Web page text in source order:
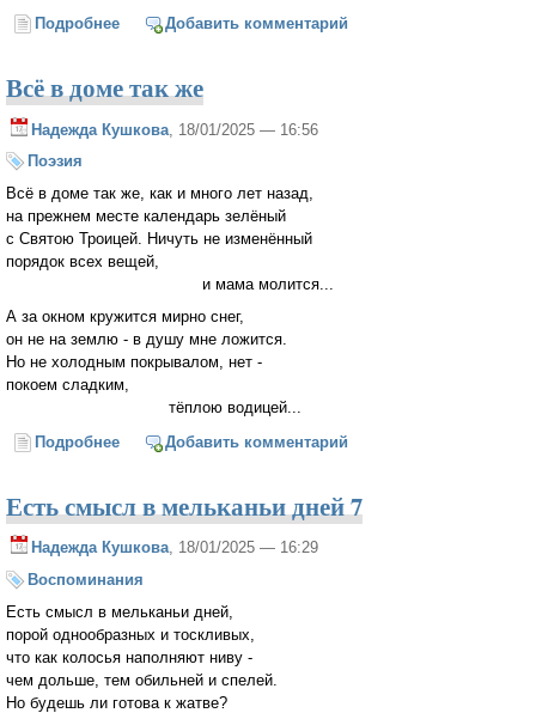
Подробнее о Светлый праздник Крещения в Свято-
Добавить комментарий
Всё в доме так же
Надежда Кушкова , 18/01/2025 — 16:56
Поэзия
Всё в доме так же, как и много лет назад,
на прежнем месте календарь зелёный
с Святою Троицей. Ничуть не изменённый
порядок всех вещей,
и мама молится...
А за окном кружится мирно снег,
он не на землю - в душу мне ложится.
Но не холодным покрывалом, нет -
покоем сладким,
тёплою водицей...
Подробнее о Всё в доме так же
Добавить комментарий
Есть смысл в мельканьи дней 7
Надежда Кушкова, 18/01/2025 — 16:29
Воспоминания
Есть смысл в мельканьи дней,
порой однообразных и тоскливых,
что как колосья наполняют ниву -
чем дольше, тем обильней и спелей.
Но будешь ли готова к жатве?